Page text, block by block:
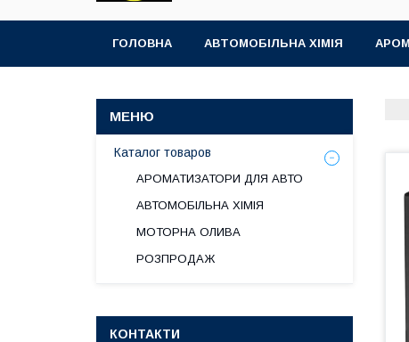
ГОЛОВНА АВТОМОБІЛЬНА ХІМІЯ
Каталог товаров
АРОМАТИЗАТОРИ ДЛЯ АВТО
АВТОМОБІЛЬНА ХІМІЯ
МОТОРНА ОЛИВА
РОЗПРОДАЖ
КОНТАКТИ